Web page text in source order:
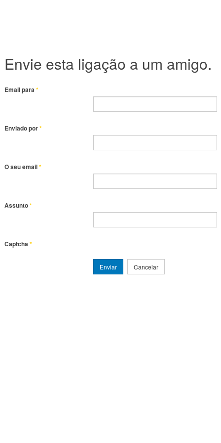
Envie esta ligação a um amigo.
Email para*
Enviado por*
O seu email*
Assunto*
Captcha*
Enviar Cancelar